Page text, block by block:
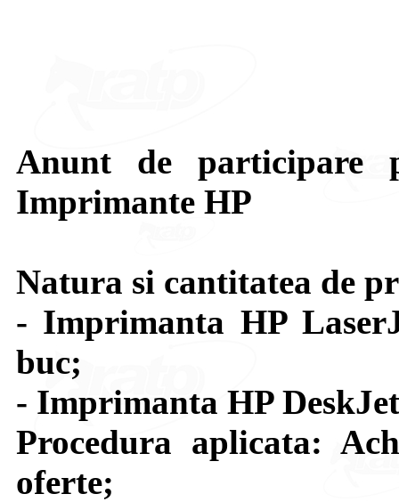
Anunt de participare
Imprimante HP
Natura si cantitatea de
- Imprimanta HP
buc;
- Imprimanta HP
Procedura aplicata:
oferte;